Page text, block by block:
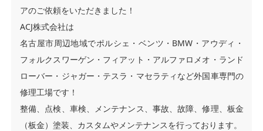
アのご依頼をいただきました！
ACJ株式会社は
名古屋市周辺地域でポルシェ・ベンツ・BMW・アウディ・
フォルクスワーゲン・フィアット・アルファロメオ・ランド
ローバー・ジャガー・テスラ・マセラティなど外国車専門の
修理工場です！
整備、点検、車検、メンテナンス、事故、故障、修理、板金
（板金）塗装、カスタムやメンテナンスを行っております。